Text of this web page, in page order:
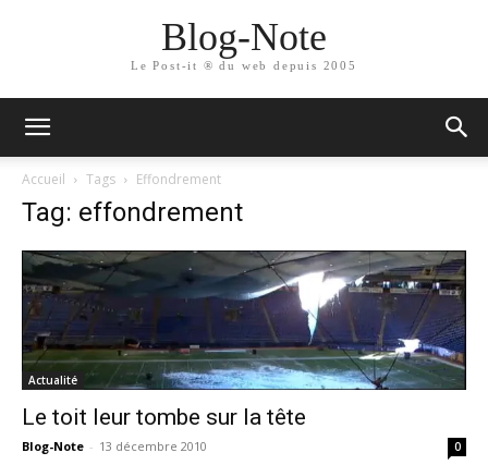
Blog-Note
Le Post-it ® du web depuis 2005
Accueil Tags Effondrement
Tag: effondrement
Actualité
Le toit leur tombe sur la tête
Blog-Note - 13 décembre 2010 0